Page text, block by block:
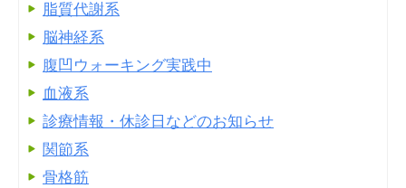
脂質代謝系
脳神経系
腹凹ウォーキング実践中
血液系
診療情報・休診日などのお知らせ
関節系
骨格筋